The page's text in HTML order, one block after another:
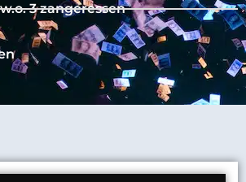
3 zangeressen